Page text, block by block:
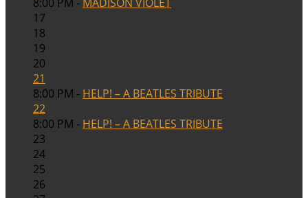
17
18
19
20
21
8:00 PM - HELP! – A BEATLES TRIBUTE
22
8:00 PM - HELP! – A BEATLES TRIBUTE
23
24
25
26